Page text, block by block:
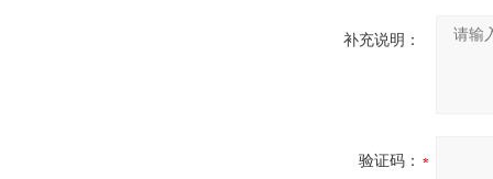
补充说明：
验证码：